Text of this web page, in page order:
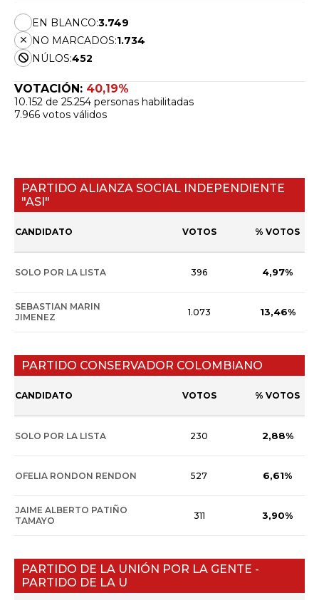
EN BLANCO:3.749
NO MARCADOS:1.734
NÚLOS:452
VOTACIÓN: 40,19%
10.152 de 25.254 personas habilitadas
7.966 votos válidos
PARTIDO ALIANZA SOCIAL INDEPENDIENTE
"ASI"
CANDIDATO VOTOS % VOTOS
SOLO POR LA LISTA 396 4,97%
SEBASTIAN MARIN
JIMENEZ
1.073 13,46%
PARTIDO CONSERVADOR COLOMBIANO
CANDIDATO VOTOS % VOTOS
SOLO POR LA LISTA 230 2,88%
OFELIA RONDON RENDON 527 6,61%
JAIME ALBERTO PATIÑO
TAMAYO
311 3,90%
PARTIDO DE LA UNIÓN POR LA GENTE -
PARTIDO DE LA U